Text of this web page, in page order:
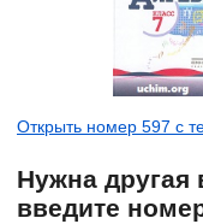
Открыть номер 597 с
Нужна другая
введите